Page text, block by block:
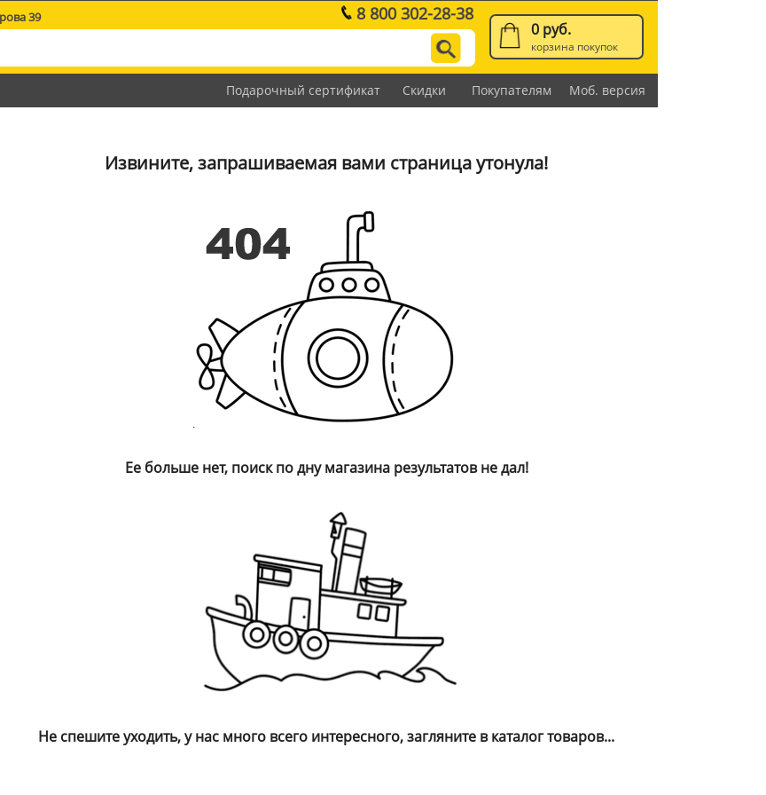
39 8 800 302-28-38
0 руб.
корзина покупок
Подарочный сертификат Скидки Покупателям Моб. версия
Извините, запрашиваемая вами страница утонула!
Ее больше нет, поиск по дну магазина результатов не дал!
Не спешите уходить, у нас много всего интересного, загляните в каталог товаров...